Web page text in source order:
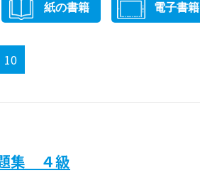
紙の書籍 電子書籍
10
集 ４級